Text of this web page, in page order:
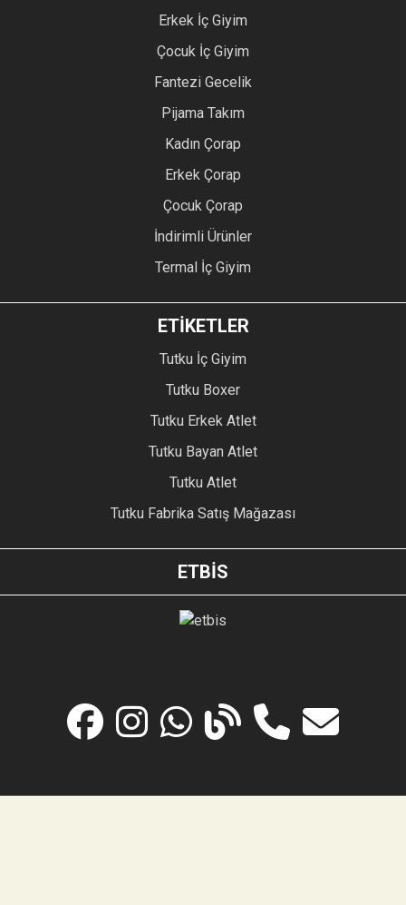
Erkek İç Giyim
Çocuk İç Giyim
Fantezi Gecelik
Pijama Takım
Kadın Çorap
Erkek Çorap
Çocuk Çorap
İndirimli Ürünler
Termal İç Giyim
ETİKETLER
Tutku İç Giyim
Tutku Boxer
Tutku Erkek Atlet
Tutku Bayan Atlet
Tutku Atlet
Tutku Fabrika Satış Mağazası
ETBİS